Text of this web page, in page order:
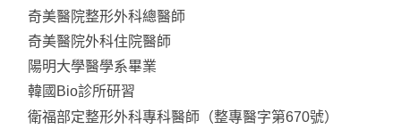
奇美醫院整形外科總醫師
奇美醫院外科住院醫師
陽明大學醫學系畢業
韓國Bio診所研習
衛福部定整形外科專科醫師（整專醫字第670號）